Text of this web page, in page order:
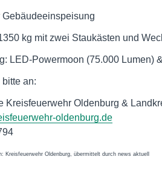
Gebäudeeinspeisung
kg mit zwei Staukästen und
LED-Powermoon (75.000 Lumen)
an:
Kreisfeuerwehr Oldenburg &
oldenburg.de
Kreisfeuerwehr Oldenburg, übermittelt durch news aktuell